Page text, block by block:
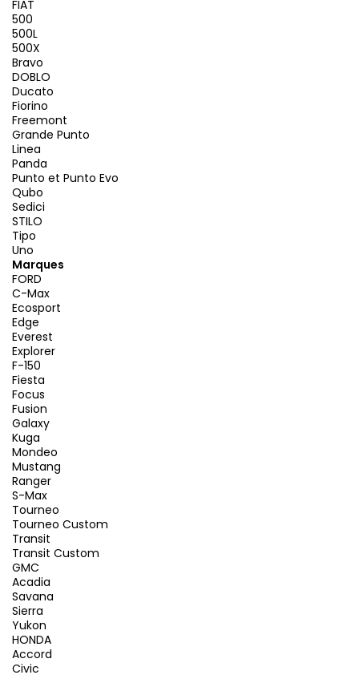
FIAT
500
500L
500X
Bravo
DOBLO
Ducato
Fiorino
Freemont
Grande Punto
Linea
Panda
Punto et Punto Evo
Qubo
Sedici
STILO
Tipo
Uno
Marques
FORD
C-Max
Ecosport
Edge
Everest
Explorer
F-150
Fiesta
Focus
Fusion
Galaxy
Kuga
Mondeo
Mustang
Ranger
S-Max
Tourneo
Tourneo Custom
Transit
Transit Custom
GMC
Acadia
Savana
Sierra
Yukon
HONDA
Accord
Civic